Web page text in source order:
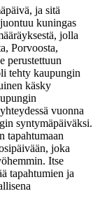
ja sitä
kuningas
jolla
Porvoosta,
perustettuun
tehty kaupungin
käsky
vuonna
syntymäpäiväksi.
tapahtumaan
joka
Itse
tapahtumien ja